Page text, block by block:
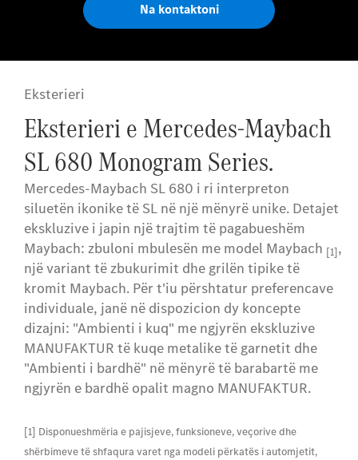
Na kontaktoni
Eksterieri
Eksterieri e Mercedes-Maybach
SL 680 Monogram Series.
Mercedes-Maybach SL 680 i ri interpreton
siluetën ikonike të SL në një mënyrë unike. Detajet
ekskluzive i japin një trajtim të pagabueshëm
Maybach: zbuloni mbulesën me model Maybach [1],
një variant të zbukurimit dhe grilën tipike të
kromit Maybach. Për t'iu përshtatur preferencave
individuale, janë në dispozicion dy koncepte
dizajni: "Ambienti i kuq" me ngjyrën ekskluzive
MANUFAKTUR të kuqe metalike të garnetit dhe
"Ambienti i bardhë" në mënyrë të barabartë me
ngjyrën e bardhë opalit magno MANUFAKTUR.
[1] Disponueshmëria e pajisjeve, funksioneve, veçorive dhe
shërbimeve të shfaqura varet nga modeli përkatës i automjetit,